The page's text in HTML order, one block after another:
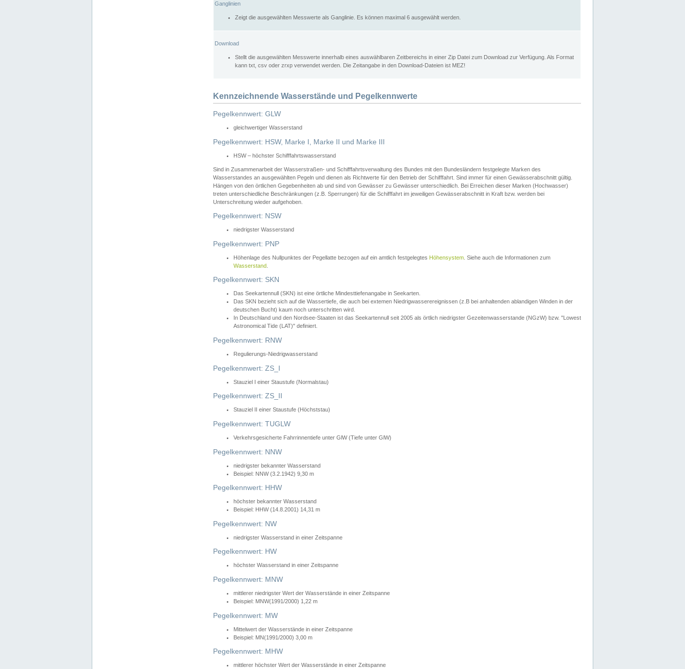
Ganglinien
Zeigt die ausgewählten Messwerte als Ganglinie. Es können maximal 6 ausgewählt werden.
Download
Stellt die ausgewählten Messwerte innerhalb eines auswählbaren Zeitbereichs in einer Zip Datei zum Download zur Verfügung. Als Format
kann txt, csv oder zrxp verwendet werden. Die Zeitangabe in den Download-Dateien ist MEZ!
Kennzeichnende Wasserstände und Pegelkennwerte
Pegelkennwert: GLW
gleichwertiger Wasserstand
Pegelkennwert: HSW, Marke I, Marke II und Marke III
HSW – höchster Schifffahrtswasserstand
Sind in Zusammenarbeit der Wasserstraßen- und Schifffahrtsverwaltung des Bundes mit den Bundesländern festgelegte Marken des
Wasserstandes an ausgewählten Pegeln und dienen als Richtwerte für den Betrieb der Schifffahrt. Sind immer für einen Gewässerabschnitt gültig.
Hängen von den örtlichen Gegebenheiten ab und sind von Gewässer zu Gewässer unterschiedlich. Bei Erreichen dieser Marken (Hochwasser)
treten unterschiedliche Beschränkungen (z.B. Sperrungen) für die Schifffahrt im jeweiligen Gewässerabschnitt in Kraft bzw. werden bei
Unterschreitung wieder aufgehoben.
Pegelkennwert: NSW
niedrigster Wasserstand
Pegelkennwert: PNP
Höhenlage des Nullpunktes der Pegellatte bezogen auf ein amtlich festgelegtes Höhensystem . Siehe auch die Informationen zum
Wasserstand
Pegelkennwert: SKN
Das Seekartennull (SKN) ist eine örtliche Mindesttiefenangabe in Seekarten.
Das SKN bezieht sich auf die Wassertiefe, die auch bei extemen Niedrigwasserereignissen (z.B bei anhaltenden ablandigen Winden in der
deutschen Bucht) kaum noch unterschritten wird.
In Deutschland und den Nordsee-Staaten ist das Seekartennull seit 2005 als örtlich niedrigster Gezeitenwasserstande (NGzW) bzw. "Lowest
Astronomical Tide (LAT)" definiert.
Pegelkennwert: RNW
Regulierungs-Niedrigwasserstand
Pegelkennwert: ZS_I
Stauziel I einer Staustufe (Normalstau)
Pegelkennwert: ZS_II
Stauziel II einer Staustufe (Höchststau)
Pegelkennwert: TUGLW
Verkehrsgesicherte Fahrrinnentiefe unter GlW (Tiefe unter GlW)
Pegelkennwert: NNW
niedrigster bekannter Wasserstand
Beispiel: NNW (3.2.1942) 9,30 m
Pegelkennwert: HHW
höchster bekannter Wasserstand
Beispiel: HHW (14.8.2001) 14,31 m
Pegelkennwert: NW
niedrigster Wasserstand in einer Zeitspanne
Pegelkennwert: HW
höchster Wasserstand in einer Zeitspanne
Pegelkennwert: MNW
mittlerer niedrigster Wert der Wasserstände in einer Zeitspanne
Beispiel: MNW(1991/2000) 1,22 m
Pegelkennwert: MW
Mittelwert der Wasserstände in einer Zeitspanne
Beispiel: MN(1991/2000) 3,00 m
Pegelkennwert: MHW
mittlerer höchster Wert der Wasserstände in einer Zeitspanne